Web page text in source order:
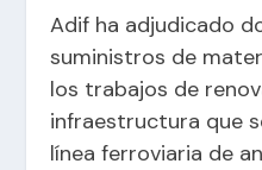
Adif ha adjudicado
suministros de
los trabajos de
infraestructura que
línea ferroviaria de